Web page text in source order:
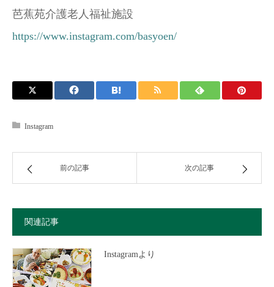
芭蕉苑介護老人福祉施設
https://www.instagram.com/basyoen/
Instagram
前の記事 次の記事
関連記事
Instagramより